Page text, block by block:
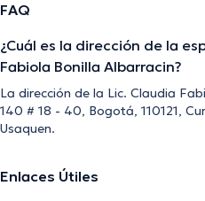
FAQ
¿Cuál es la dirección de la
Fabiola Bonilla Albarracin?
La dirección de la Lic. Claudia
140 # 18 - 40, Bogotá, 110121,
Usaquen.
Enlaces Útiles